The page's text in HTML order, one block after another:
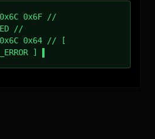
0x6F //
//
0x6C 0x64 // [
]